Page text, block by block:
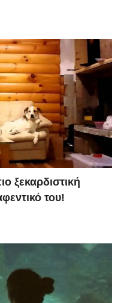
ξεκαρδιστική
του!